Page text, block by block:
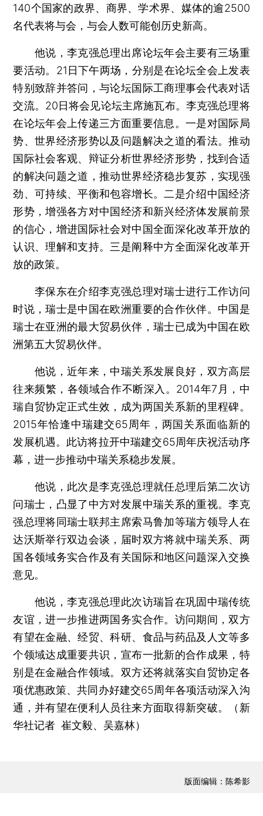
140个国家的政界、商界、学术界、媒体的逾2500
名代表将与会，与会人数可能创历史新高。
他说，李克强总理出席论坛年会主要有三场重
要活动。21日下午两场，分别是在论坛全会上发表
特别致辞并答问，与论坛国际工商理事会代表对话
交流。20日将会见论坛主席施瓦布。李克强总理将
在论坛年会上传递三方面重要信息。一是对国际局
势、世界经济形势以及问题解决之道的看法。推动
国际社会客观、辩证分析世界经济形势，找到合适
的解决问题之道，推动世界经济稳步复苏，实现强
劲、可持续、平衡和包容增长。二是介绍中国经济
形势，增强各方对中国经济和新兴经济体发展前景
的信心，增进国际社会对中国全面深化改革开放的
认识、理解和支持。三是阐释中方全面深化改革开
放的政策。
李保东在介绍李克强总理对瑞士进行工作访问
时说，瑞士是中国在欧洲重要的合作伙伴。中国是
瑞士在亚洲的最大贸易伙伴，瑞士已成为中国在欧
洲第五大贸易伙伴。
他说，近年来，中瑞关系发展良好，双方高层
往来频繁，各领域合作不断深入。2014年7月，中
瑞自贸协定正式生效，成为两国关系新的里程碑。
2015年恰逢中瑞建交65周年，两国关系面临新的
发展机遇。此访将拉开中瑞建交65周年庆祝活动序
幕，进一步推动中瑞关系稳步发展。
他说，此次是李克强总理就任总理后第二次访
问瑞士，凸显了中方对发展中瑞关系的重视。李克
强总理将同瑞士联邦主席索马鲁加等瑞方领导人在
达沃斯举行双边会谈，届时双方将就中瑞关系、两
国各领域务实合作及有关国际和地区问题深入交换
意见。
他说，李克强总理此次访瑞旨在巩固中瑞传统
友谊，进一步推进两国务实合作。访问期间，双方
有望在金融、经贸、科研、食品与药品及人文等多
个领域达成重要共识，宣布一批新的合作成果，特
别是在金融合作领域。双方还将就落实自贸协定各
项优惠政策、共同办好建交65周年各项活动深入沟
通，并有望在便利人员往来方面取得新突破。（新
华社记者 崔文毅、吴嘉林）
版面编辑：陈希影